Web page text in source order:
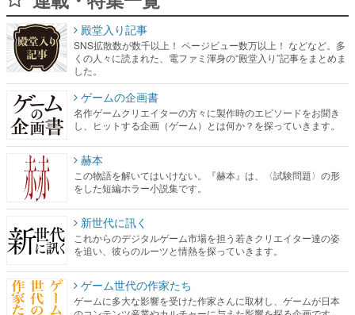
殿堂入り記事
SNS拡散数が数千以上！ ページビュー数万以上！ などなど。多
くの人々に読まれた、電ファミ渾身の“殿堂入り”記事をまとめま
した。
ゲームの企画書
名作ゲームクリエイターの方々に製作時のエピソードをお聞き
し、ヒットする企画（ゲーム）とは何か？を探っていきます。
赫本
この物語を解いてはいけない。『赫本』は、〈試験問題〉の形
をした短編ホラー小説集です。
新世代に訊く
これからのデジタルゲーム市場を担う若きクリエイター達の姿
を追い、彼らのルーツと情熱を探っていきます。
ゲーム世代の作家たち
ゲームに多大な影響を受けた作家さんに取材し、ゲームが日本